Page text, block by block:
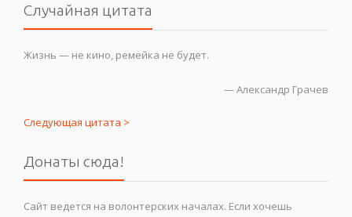
Случайная цитата
Жизнь — не кино, ремейка не будет.
—Александр Грачев
Следующая цитата >
Донаты сюда!
Сайт ведется на волонтерских началах. Если хочешь